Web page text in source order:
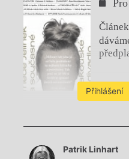
Přihlášení
Patrik Linhart